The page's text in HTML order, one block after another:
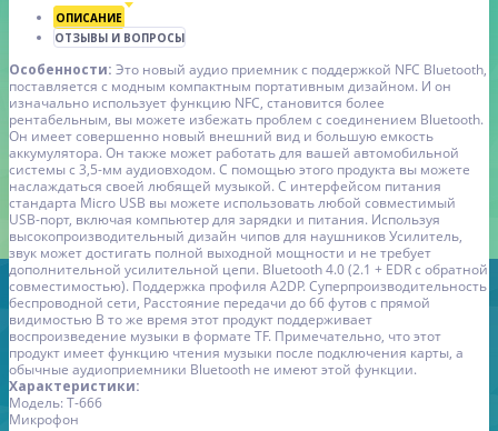
ОПИСАНИЕ
ОТЗЫВЫ И ВОПРОСЫ
Особенности: Это новый аудио приемник с поддержкой NFC Bluetooth,
поставляется с модным компактным портативным дизайном. И он
изначально использует функцию NFC, становится более
рентабельным, вы можете избежать проблем с соединением Bluetooth.
Он имеет совершенно новый внешний вид и большую емкость
аккумулятора. Он также может работать для вашей автомобильной
системы с 3,5-мм аудиовходом. С помощью этого продукта вы можете
наслаждаться своей любящей музыкой. С интерфейсом питания
стандарта Micro USB вы можете использовать любой совместимый
USB-порт, включая компьютер для зарядки и питания. Используя
высокопроизводительный дизайн чипов для наушников Усилитель,
звук может достигать полной выходной мощности и не требует
дополнительной усилительной цепи. Bluetooth 4.0 (2.1 + EDR с обратной
совместимостью). Поддержка профиля A2DP. Суперпроизводительность
беспроводной сети, Расстояние передачи до 66 футов с прямой
видимостью В то же время этот продукт поддерживает
воспроизведение музыки в формате TF. Примечательно, что этот
продукт имеет функцию чтения музыки после подключения карты, а
обычные аудиоприемники Bluetooth не имеют этой функции.
Характеристики:
Модель: T-666
Микрофон